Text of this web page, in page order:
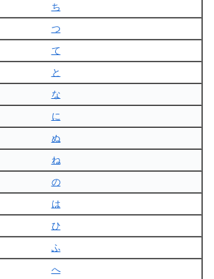
ち
つ
て
と
な
に
ぬ
ね
の
は
ひ
ふ
へ